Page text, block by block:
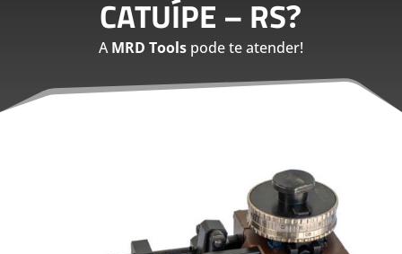
CATUÍPE – RS?
AMRD Toolspode te atender!